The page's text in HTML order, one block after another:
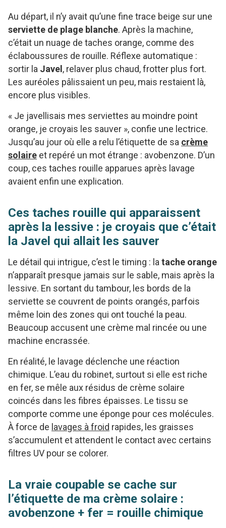
Au départ, il n’y avait qu’une fine trace beige sur une
serviette de plage blanche. Après la machine,
c’était un nuage de taches orange, comme des
éclaboussures de rouille. Réflexe automatique :
sortir la Javel, relaver plus chaud, frotter plus fort.
Les auréoles pâlissaient un peu, mais restaient là,
encore plus visibles.
« Je javellisais mes serviettes au moindre point
orange, je croyais les sauver », confie une lectrice.
Jusqu’au jour où elle a relu l’étiquette de sa crème
solaire et repéré un mot étrange : avobenzone. D’un
coup, ces taches rouille apparues après lavage
avaient enfin une explication.
Ces taches rouille qui apparaissent
après la lessive : je croyais que c’était
la Javel qui allait les sauver
Le détail qui intrigue, c’est le timing : la tache orange
n’apparaît presque jamais sur le sable, mais après la
lessive. En sortant du tambour, les bords de la
serviette se couvrent de points orangés, parfois
même loin des zones qui ont touché la peau.
Beaucoup accusent une crème mal rincée ou une
machine encrassée.
En réalité, le lavage déclenche une réaction
chimique. L’eau du robinet, surtout si elle est riche
en fer, se mêle aux résidus de crème solaire
coincés dans les fibres épaisses. Le tissu se
comporte comme une éponge pour ces molécules.
À force de lavages à froid rapides, les graisses
s’accumulent et attendent le contact avec certains
filtres UV pour se colorer.
La vraie coupable se cache sur
l’étiquette de ma crème solaire :
avobenzone + fer = rouille chimique